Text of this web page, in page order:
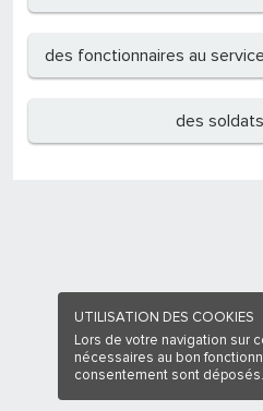
des fonctionnaires au
des
UTILISATION DES COOKIES
Lors de votre navigation sur
nécessaires au bon
consentement sont déposés.